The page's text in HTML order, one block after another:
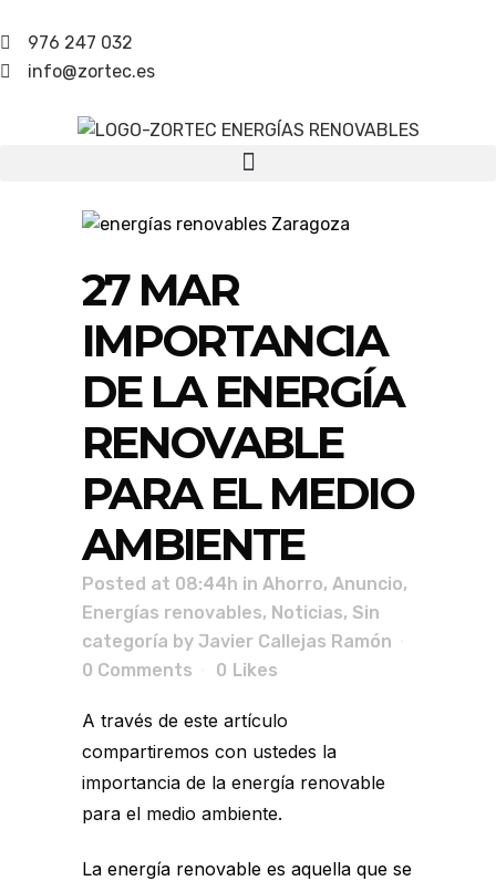
976 247 032
info@zortec.es
27 MAR
IMPORTANCIA
DE LA ENERGÍA
RENOVABLE
PARA EL MEDIO
AMBIENTE
Posted at 08:44h in Ahorro, Anuncio,
Energías renovables, Noticias, Sin
categoría by Javier Callejas Ramón
0 Comments
0 Likes
A través de este artículo
compartiremos con ustedes la
importancia de la energía renovable
para el medio ambiente.
La energía renovable es aquella que se